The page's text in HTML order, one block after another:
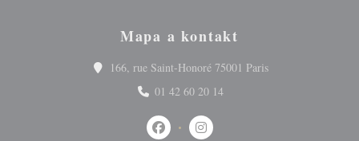
Mapa a kontakt
166, rue Saint-Honoré 75001 Paris((otevře se v
01 42 60 20 14
Facebook ((otevře se v novém okně))
Instagram ((otevře se v novém